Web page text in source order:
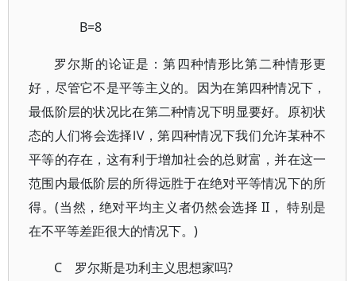
B=8
罗尔斯的论证是：第四种情形比第二种情形更
好，尽管它不是平等主义的。因为在第四种情况下，
最低阶层的状况比在第二种情况下明显要好。原初状
态的人们将会选择Ⅳ，第四种情况下我们允许某种不
平等的存在，这有利于增加社会的总财富，并在这一
范围内最低阶层的所得远胜于在绝对平等情况下的所
得。(当然，绝对平均主义者仍然会选择 II， 特别是
在不平等差距很大的情况下。)
C 罗尔斯是功利主义思想家吗?